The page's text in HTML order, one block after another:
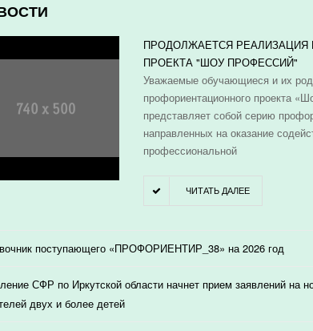
ПРОДОЛЖАЕТСЯ
ПРОЕКТА "ШОУ ПРОФЕССИЙ"
Уважаемые обучающиеся и их
профориентационного проекта
представляет собой серию
направленных на оказание
профессиональной
ЧИТАТЬ ДАЛЕЕ
поступающего «ПРОФОРИЕНТИР_38» на 2026 год
СФР по Иркутской области начнет прием заявлений на
двух и более детей